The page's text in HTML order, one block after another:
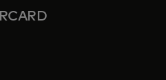
tab
a new tab